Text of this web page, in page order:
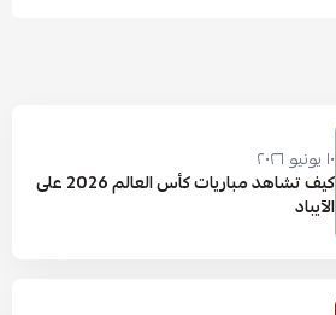
١٠ يونيو ٢٠٢٦
كيف تشاهد مباريات كأس العالم 2026 على
الآيباد